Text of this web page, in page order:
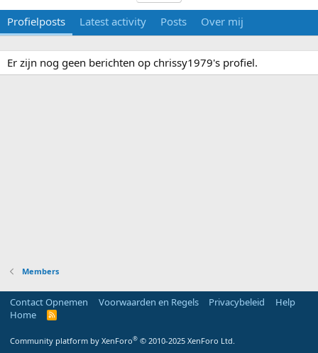
Profielposts Latest activity Posts Over mij
Er zijn nog geen berichten op chrissy1979's profiel.
Members
Contact Opnemen Voorwaarden en Regels Privacybeleid
Help
Home
R
Community platform by XenForo® © 2010-2025 XenForo Ltd.